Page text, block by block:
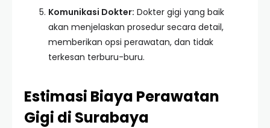
Komunikasi Dokter: Dokter gigi yang baik
akan menjelaskan prosedur secara detail,
memberikan opsi perawatan, dan tidak
terkesan terburu-buru.
Estimasi Biaya Perawatan
Gigi di Surabaya